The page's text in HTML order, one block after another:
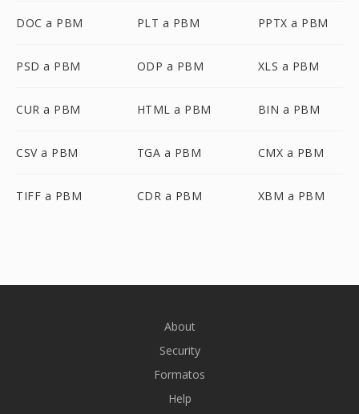
DOC a PBM PLT a PBM PPTX a PBM
PSD a PBM ODP a PBM XLS a PBM
CUR a PBM HTML a PBM BIN a PBM
CSV a PBM TGA a PBM CMX a PBM
TIFF a PBM CDR a PBM XBM a PBM
About
Security
Formatos
Help